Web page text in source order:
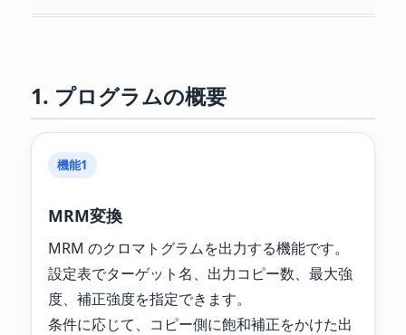
1. プログラムの概要
機能1
MRM変換
MRM のクロマトグラムを出力する機能です。
設定表でターゲット名、出力コピー数、最大強
度、補正強度を指定できます。
条件に応じて、コピー側に飽和補正をかけた出